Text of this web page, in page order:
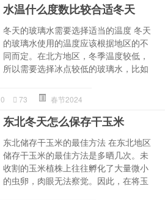
水温什么度数比较合适冬天
冬天的玻璃水需要选择适当的温度 冬天
的玻璃水使用的温度应该根据地区的不
同而定。在北方地区，冬季温度较低，
所以需要选择冰点较低的玻璃水，比如
0 73 春节2024
东北冬天怎么保存干玉米
东北储存干玉米的最佳方法 在东北地区
储存干玉米的最佳方法是多晒几次。未
收割的玉米植株上往往孵化了大量微小
的虫卵，肉眼无法察觉。因此，在将玉